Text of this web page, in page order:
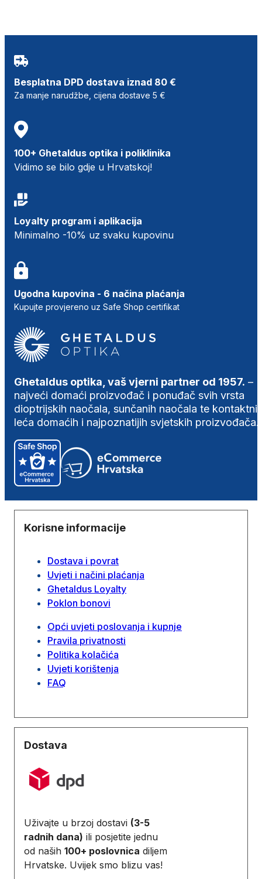
Besplatna DPD dostava iznad 80 €
Za manje narudžbe, cijena dostave 5 €
100+ Ghetaldus optika i poliklinika
Vidimo se bilo gdje u Hrvatskoj!
Loyalty program i aplikacija
Minimalno -10% uz svaku kupovinu
Ugodna kupovina - 6 načina plaćanja
Kupujte provjereno uz Safe Shop certifikat
Ghetaldus optika, vaš vjerni partner od 1957. –
najveći domaći proizvođač i ponuđač svih vrsta
dioptrijskih naočala, sunčanih naočala te
leća domaćih i najpoznatijih svjetskih proizvođača.
Korisne informacije
Dostava i povrat
Uvjeti i načini plaćanja
Ghetaldus Loyalty
Poklon bonovi
Opći uvjeti poslovanja i kupnje
Pravila privatnosti
Politika kolačića
Uvjeti korištenja
FAQ
Dostava
Uživajte u brzoj dostavi (3-5
radnih dana) ili posjetite jednu
od naših 100+ poslovnica diljem
Hrvatske. Uvijek smo blizu vas!